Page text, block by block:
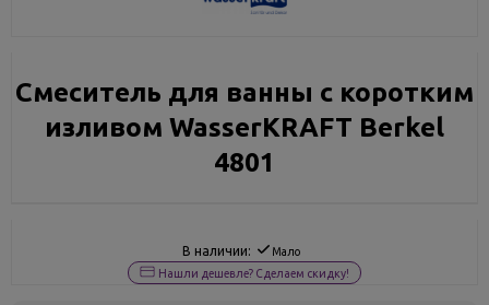
Смеситель для ванны с коротким
изливом WasserKRAFT Berkel
4801
В наличии: Мало
Нашли дешевле? Сделаем скидку!